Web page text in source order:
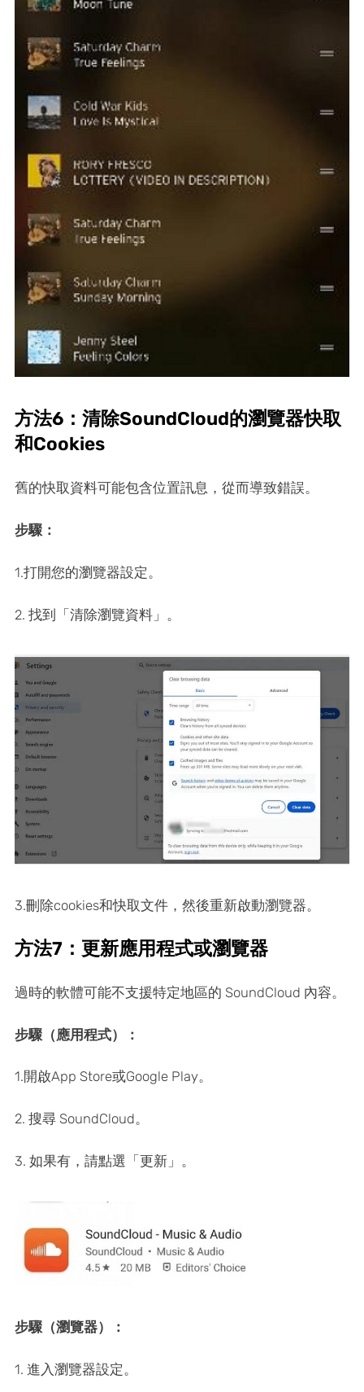
方法6：清除SoundCloud的瀏覽器快取
和Cookies
舊的快取資料可能包含位置訊息，從而導致錯誤。
步驟：
1.打開您的瀏覽器設定。
2. 找到「清除瀏覽資料」。
3.刪除cookies和快取文件，然後重新啟動瀏覽器。
方法7：更新應用程式或瀏覽器
過時的軟體可能不支援特定地區的 SoundCloud 內容。
步驟（應用程式）：
1.開啟App Store或Google Play。
2. 搜尋 SoundCloud。
3. 如果有，請點選「更新」。
步驟（瀏覽器）：
1. 進入瀏覽器設定。